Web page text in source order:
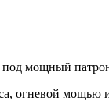
под мощный
огневой